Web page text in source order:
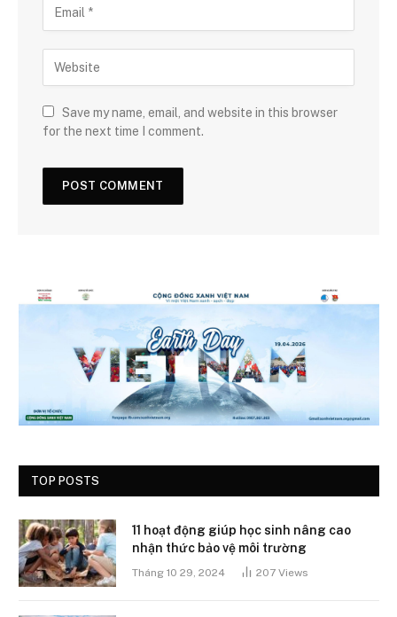
Save my name, email, and website in this browser
for the next time I comment.
TOP POSTS
11 hoạt động giúp học sinh nâng cao
nhận thức bảo vệ môi trường
Tháng 10 29, 2024 207 Views